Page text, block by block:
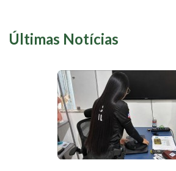
Últimas Notícias